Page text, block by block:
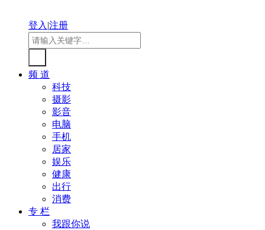
登入|注册
频 道
科技
摄影
影音
电脑
手机
居家
娱乐
健康
出行
消费
专 栏
我跟你说